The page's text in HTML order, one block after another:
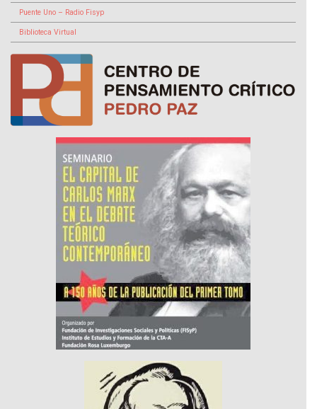
Puente Uno – Radio Fisyp
Biblioteca Virtual